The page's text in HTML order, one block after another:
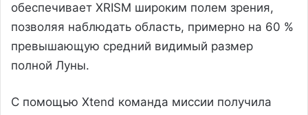
обеспечивает XRISM широким полем зрения,
позволяя наблюдать область, примерно на 60 %
превышающую средний видимый размер
полной Луны.
С помощью Xtend команда миссии получила